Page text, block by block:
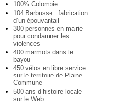
100% Colombie
104 Barbusse : fabrication
d’un épouvantail
300 personnes en mairie
pour condamner les
violences
400 marmots dans le
bayou
450 vélos en libre service
sur le territoire de Plaine
Commune
500 ans d’histoire locale
sur le Web